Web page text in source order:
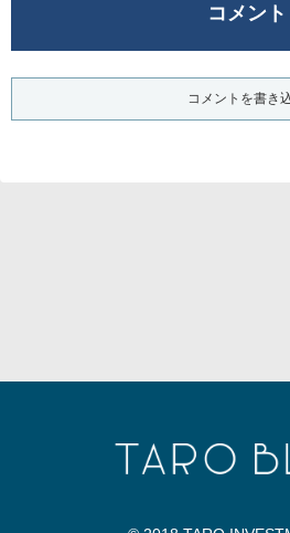
コメント
コメントを書き